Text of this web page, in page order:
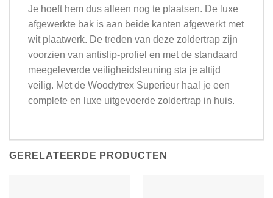
Je hoeft hem dus alleen nog te plaatsen. De luxe
afgewerkte bak is aan beide kanten afgewerkt met
wit plaatwerk. De treden van deze zoldertrap zijn
voorzien van antislip-profiel en met de standaard
meegeleverde veiligheidsleuning sta je altijd
veilig. Met de Woodytrex Superieur haal je een
complete en luxe uitgevoerde zoldertrap in huis.
GERELATEERDE PRODUCTEN